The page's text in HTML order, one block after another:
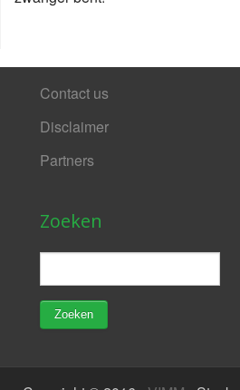
Contact us
Disclaimer
Partners
Zoeken